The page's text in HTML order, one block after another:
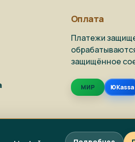
Оплата
Платежи
защищённое
МИР ЮKassa
Фото на холсте
Написать в MAX